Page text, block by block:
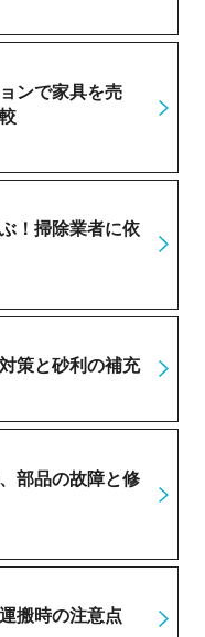
ンで家具を売
！掃除業者に依
策と砂利の補充
部品の故障と修
搬時の注意点